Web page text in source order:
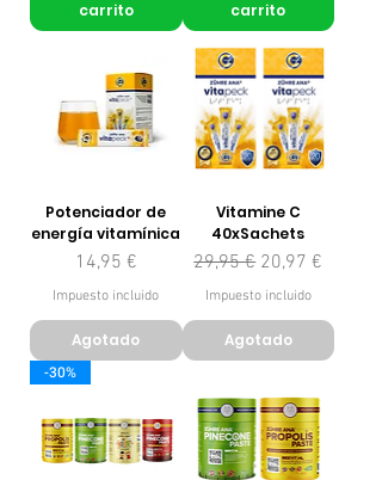
carrito
carrito
Potenciador de
energía vitamínica
Precio
14,95 €
Impuesto incluido
Agotado
Vitamine C
40xSachets
Precio
29,95 € Precio de oferta
20,97 €
Impuesto incluido
Agotado
-30%